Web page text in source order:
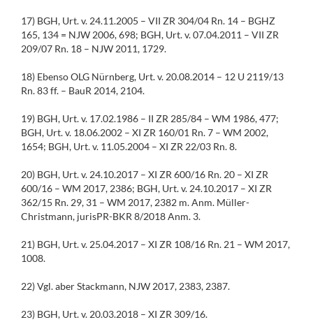
17) BGH, Urt. v. 24.11.2005 – VII ZR 304/04 Rn. 14 – BGHZ
165, 134 = NJW 2006, 698; BGH, Urt. v. 07.04.2011 – VII ZR
209/07 Rn. 18 – NJW 2011, 1729.
18) Ebenso OLG Nürnberg, Urt. v. 20.08.2014 – 12 U 2119/13
Rn. 83 ff. – BauR 2014, 2104.
19) BGH, Urt. v. 17.02.1986 – II ZR 285/84 – WM 1986, 477;
BGH, Urt. v. 18.06.2002 – XI ZR 160/01 Rn. 7 – WM 2002,
1654; BGH, Urt. v. 11.05.2004 – XI ZR 22/03 Rn. 8.
20) BGH, Urt. v. 24.10.2017 – XI ZR 600/16 Rn. 20 – XI ZR
600/16 – WM 2017, 2386; BGH, Urt. v. 24.10.2017 – XI ZR
362/15 Rn. 29, 31 – WM 2017, 2382 m. Anm. Müller-
Christmann, jurisPR-BKR 8/2018 Anm. 3.
21) BGH, Urt. v. 25.04.2017 – XI ZR 108/16 Rn. 21 – WM 2017,
1008.
22) Vgl. aber Stackmann, NJW 2017, 2383, 2387.
23) BGH, Urt. v. 20.03.2018 – XI ZR 309/16.